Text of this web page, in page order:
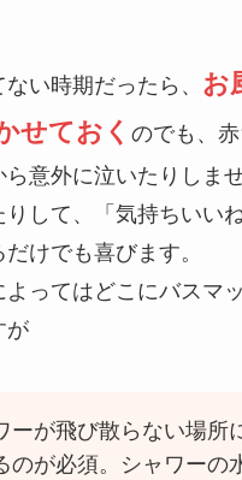
い時期だったら、 お
せておく のでも、
ら意外に泣いたりしま
りして、「気持ちいい
けでも喜びます。
ってはどこにバスマ
が
ーが飛び散らない場所
のが必須。シャワーの